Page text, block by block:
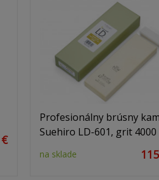
Profesionálny brúsny
Suehiro LD-601, grit 4000
na sklade